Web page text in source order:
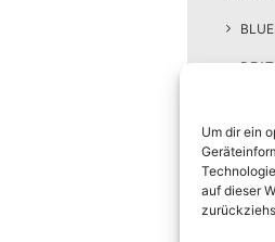
Um dir ein
auf dieser
DJENT
EMO